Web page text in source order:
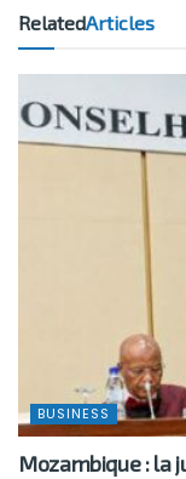
RelatedArticles
BUSINESS
Mozambique : la